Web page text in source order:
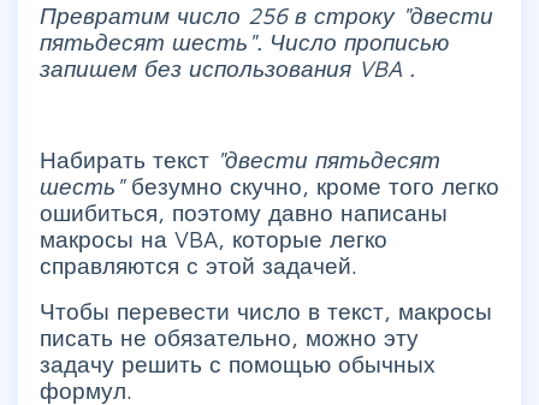
Превратим число 256 в строку "двести
пятьдесят шесть". Число прописью
запишем без использования VBA .
Набирать текст "двести пятьдесят
шесть" безумно скучно, кроме того легко
ошибиться, поэтому давно написаны
макросы на VBA, которые легко
справляются с этой задачей.
Чтобы перевести число в текст, макросы
писать не обязательно, можно эту
задачу решить с помощью обычных
формул.